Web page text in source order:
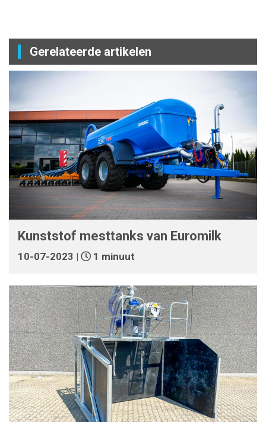
Gerelateerde artikelen
Kunststof mesttanks van Euromilk
10-07-2023 | 1 minuut